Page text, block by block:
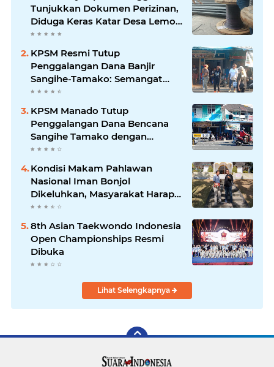
Tunjukkan Dokumen Perizinan,
Diduga Keras Katar Desa Lemo
Disebut Handle Kordinasi
KPSM Resmi Tutup
Penggalangan Dana Banjir
Sangihe-Tamako: Semangat
Kebersamaan & Solidaritas
Tetap Terjaga
KPSM Manado Tutup
Penggalangan Dana Bencana
Sangihe Tamako dengan
Semangat Tinggi, Dihadiri
Banyak Seniman Ibu Kota
Kondisi Makam Pahlawan
Nasional Iman Bonjol
Dikeluhkan, Masyarakat Harap
Pemerintah Segera Lakukan
Pembenahan
8th Asian Taekwondo Indonesia
Open Championships Resmi
Dibuka
Lihat Selengkapnya